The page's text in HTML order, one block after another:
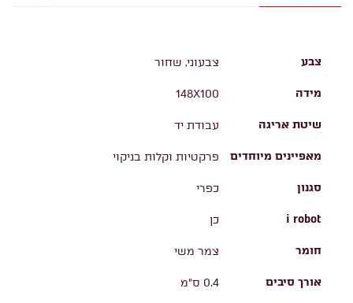
צבע צבעוני, שחור
מידה 148X100
שיטת אריגה עבודת יד
מאפיינים מיוחדים פרקטיות וקלות בניקוי
סגנון כפרי
i robot כן
חומר צמר משי
אורך סיבים 0.4 ס"מ